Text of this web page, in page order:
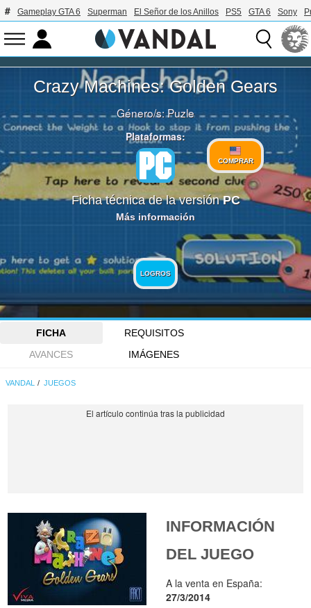
Gameplay GTA 6 Superman El Señor de los Anillos PS5 GTA 6 Sony
Crazy Machines: Golden Gears
Género/s:Puzle
Plataformas:
COMPRAR
Ficha técnica de la versiónPC
Más información
LOGROS
FICHA
REQUISITOS
AVANCES
IMÁGENES
VANDAL JUEGOS
INFORMACIÓN
DEL JUEGO
A la venta en España:
27/3/2014